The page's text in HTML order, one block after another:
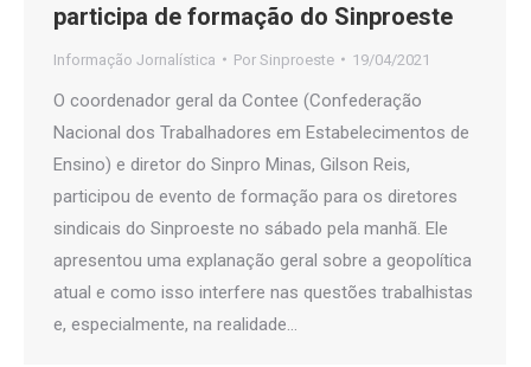
participa de formação do Sinproeste
Informação Jornalística Por Sinproeste 19/04/2021
O coordenador geral da Contee (Confederação
Nacional dos Trabalhadores em Estabelecimentos de
Ensino) e diretor do Sinpro Minas, Gilson Reis,
participou de evento de formação para os diretores
sindicais do Sinproeste no sábado pela manhã. Ele
apresentou uma explanação geral sobre a geopolítica
atual e como isso interfere nas questões trabalhistas
e, especialmente, na realidade…